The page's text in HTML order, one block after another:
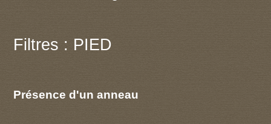
Filtres : PIED
Présence d'un anneau